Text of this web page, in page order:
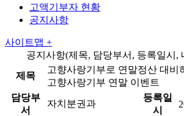
고액기부자 현황
공지사항
사이트맵 +
공지사항(제목, 담당부서, 등록일시,
제목
고향사랑기부로 연말정산 대비
고향사랑기부 연말 이벤트
담당부
서
자치분권과
등록일
시